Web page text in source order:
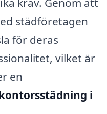
städföretagen
för deras
vilket är
en
i